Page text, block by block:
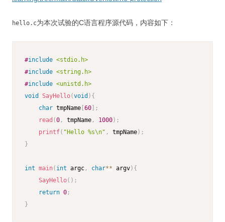
hello.c为本次试验的C语言程序源代码，内容如下：
#include <stdio.h>
#include <string.h>
#include <unistd.h>
void
SayHello(void ) {
char tmpName 60
;
read (0 , tmpName , 1000) ;
printf( "Hello %s\n" , tmpName) ;
}
int main( int argc , char** argv) {
SayHello( ) ;
return 0 ;
}